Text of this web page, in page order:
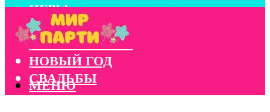
ИГРЫ
КОНКУРСЫ
КОРПОРАТИВЫ
НОВЫЙ ГОД
СВАДЬБЫ
МЕНЮ